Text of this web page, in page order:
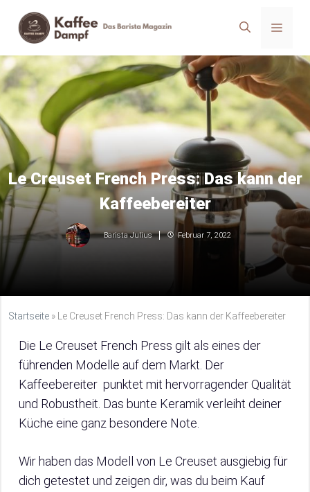
Inhalt
springen
Menü
Le Creuset French Press: Das kann der
Kaffeebereiter
Barista Julius Februar 7, 2022
Startseite » Le Creuset French Press: Das kann der Kaffeebereiter
Die Le Creuset French Press gilt als eines der
führenden Modelle auf dem Markt. Der
Kaffeebereiter punktet mit hervorragender Qualität
und Robustheit. Das bunte Keramik verleiht deiner
Küche eine ganz besondere Note.
Wir haben das Modell von Le Creuset ausgiebig für
dich getestet und zeigen dir, was du beim Kauf